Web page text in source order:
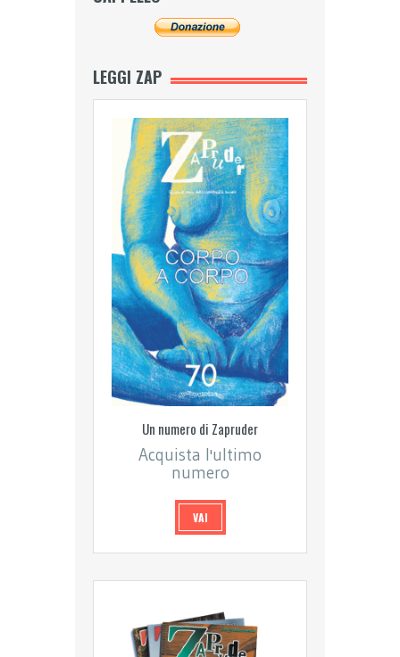
LEGGI ZAP
Un numero di Zapruder
Acquista l'ultimo
numero
VAI